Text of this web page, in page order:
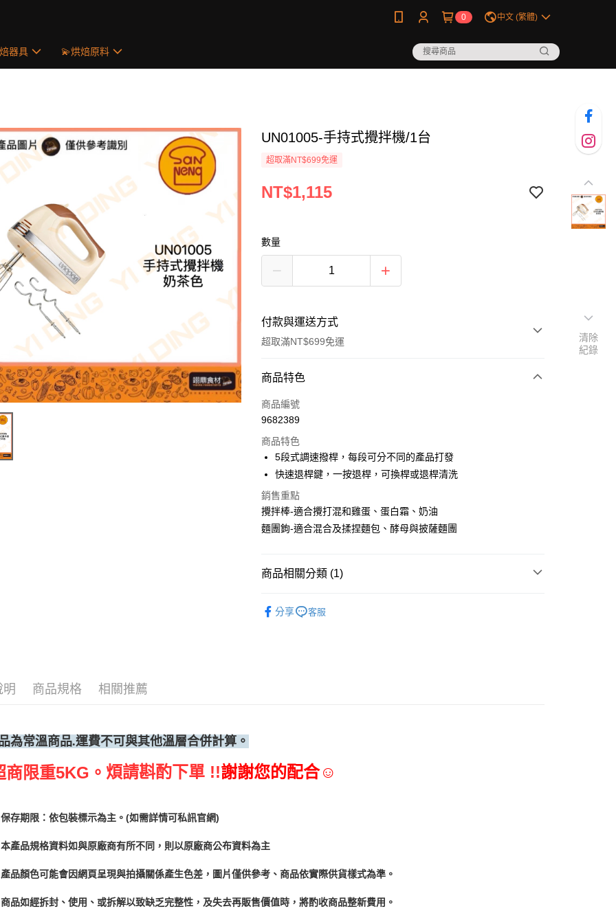
0 中文 (繁體)
器具 💫烘焙原料
UN01005-手持式攪拌機/1台
超取滿NT$699免運
NT$1,115
數量
付款與運送方式
超取滿NT$699免運
付款方式
信用卡一次付款
運送方式
• 付款後全家取貨
每筆NT$60，滿NT$699(含以上)免運費
每筆NT$250
商品特色
商品編號
9682389
商品特色
5段式調速撥桿，每段可分不同的產品打發
快速退桿鍵，一按退桿，可換桿或退桿清洗
銷售重點
攪拌棒-適合攪打混和雞蛋、蛋白霜、奶油
麵團鉤-適合混合及揉捏麵包、酵母與披薩麵團
商品相關分類 (1)
分享
客服
明 商品規格 相關推薦
為常溫商品.運費不可與其他溫層合併計算。
商限重5KG。 煩請斟酌下單 !!謝謝您的配合☺
保存期限：依包裝標示為主。(如需詳情可私訊官網)
本產品規格資料如與原廠商有所不同，則以原廠商公布資料為主
產品顏色可能會因網頁呈現與拍攝關係產生色差，圖片僅供參考、商品依實際供貨樣式為準。
商品如經拆封、使用、或拆解以致缺乏完整性，及失去再販售價值時，將酌收商品整﻿新費用。
清除
紀錄